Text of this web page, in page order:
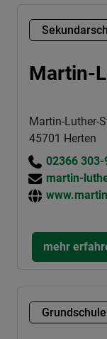
Martin-
Martin-Luther-
45701 Herten
02366 303-
martin-
mehr
Grundschule